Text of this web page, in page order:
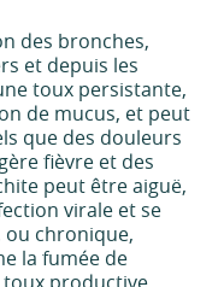
des bronches,
et depuis les
toux persistante,
de mucus, et peut
que des douleurs
fièvre et des
peut être aiguë,
virale et se
ou chronique,
la fumée de